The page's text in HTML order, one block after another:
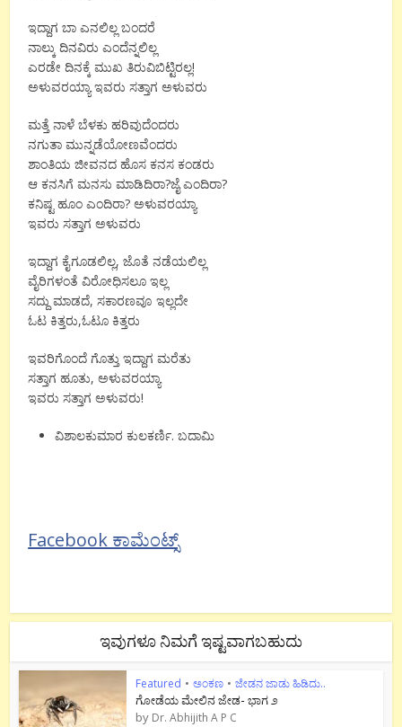
ಇದ್ದಾಗ ಬಾ ಎನಲಿಲ್ಲ ಬಂದರೆ
ನಾಲ್ಕು ದಿನವಿರು ಎಂದೆನ್ನಲಿಲ್ಲ
ಎರಡೇ ದಿನಕ್ಕೆ ಮುಖ ತಿರುವಿಬಿಟ್ಟಿರಲ್ಲ!
ಅಳುವರಯ್ಯಾ ಇವರು ಸತ್ತಾಗ ಅಳುವರು
ಮತ್ತೆ ನಾಳೆ ಬೆಳಕು ಹರಿವುದೆಂದರು
ನಗುತಾ ಮುನ್ನಡೆಯೋಣವೆಂದರು
ಶಾಂತಿಯ ಜೀವನದ ಹೊಸ ಕನಸ ಕಂಡರು
ಆ ಕನಸಿಗೆ ಮನಸು ಮಾಡಿದಿರಾ?ಜೈ ಎಂದಿರಾ?
ಕನಿಷ್ಟ ಹೂಂ ಎಂದಿರಾ? ಅಳುವರಯ್ಯಾ
ಇವರು ಸತ್ತಾಗ ಅಳುವರು
ಇದ್ದಾಗ ಕೈಗೂಡಲಿಲ್ಲ, ಜೊತೆ ನಡೆಯಲಿಲ್ಲ
ವೈರಿಗಳಂತೆ ವಿರೋಧಿಸಲೂ ಇಲ್ಲ
ಸದ್ದು ಮಾಡದೆ, ಸಕಾರಣವೂ ಇಲ್ಲದೇ
ಓಟ ಕಿತ್ತರು,ಓಟೂ ಕಿತ್ತರು
ಇವರಿಗೊಂದೆ ಗೊತ್ತು ಇದ್ದಾಗ ಮರೆತು
ಸತ್ತಾಗ ಹೂತು, ಅಳುವರಯ್ಯಾ
ಇವರು ಸತ್ತಾಗ ಅಳುವರು!
ವಿಶಾಲಕುಮಾರ ಕುಲಕರ್ಣಿ. ಬದಾಮಿ
Facebook ಕಾಮೆಂಟ್ಸ್
ಇವುಗಳೂ ನಿಮಗೆ ಇಷ್ಟವಾಗಬಹುದು
Featured • ಅಂಕಣ • ಜೇಡನ ಜಾಡು ಹಿಡಿದು..
ಗೋಡೆಯ ಮೇಲಿನ ಜೇಡ- ಭಾಗ ೨
by Dr. Abhijith A P C